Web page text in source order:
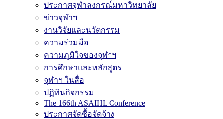
ประกาศจุฬาลงกรณ์มหาวิทยาลัย
ข่าวจุฬาฯ
งานวิจัยและนวัตกรรม
ความร่วมมือ
ความภูมิใจของจุฬาฯ
การศึกษาและหลักสูตร
จุฬาฯ ในสื่อ
ปฏิทินกิจกรรม
The 166th ASAIHL Conference
ประกาศจัดซื้อจัดจ้าง